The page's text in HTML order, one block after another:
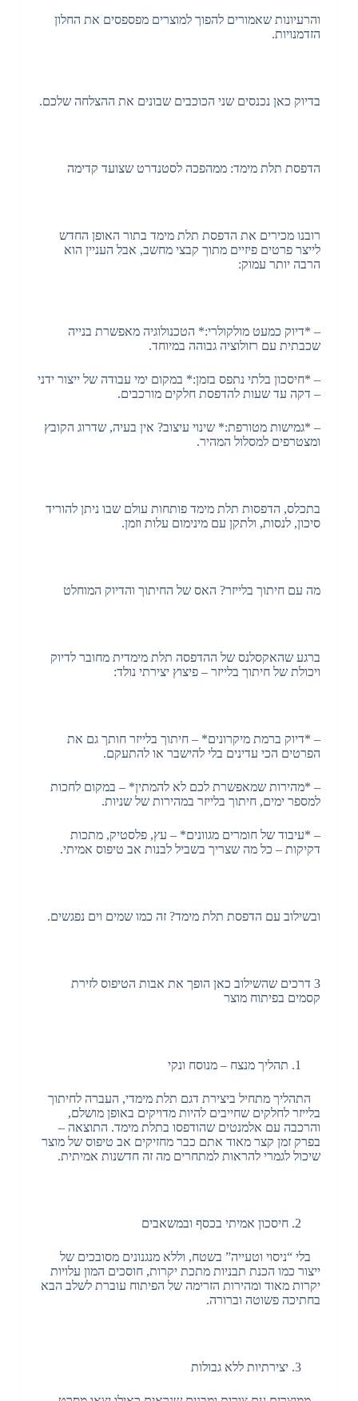
והרעיונות שאמורים להפוך למוצרים מפספסים את החלון
הזדמנויות.
בדיוק כאן נכנסים שני הכוכבים שבונים את ההצלחה שלכם.
הדפסת תלת מימד: ממהפכה לסטנדרט שצועד קדימה
רובנו מכירים את הדפסת תלת מימד בתור האופן החדש
לייצר פרטים פיזיים מתוך קבצי מחשב, אבל העניין הוא
הרבה יותר עמוק:
– *דיוק כמעט מולקולרי:* הטכנולוגיה מאפשרת בנייה
שכבתית עם רזולוציה גבוהה במיוחד.
– *חיסכון בלתי נתפס בזמן:* במקום ימי עבודה של ייצור ידני
– דקה עד שעות להדפסת חלקים מורכבים.
– *גמישות מטורפת:* שינוי עיצוב? אין בעיה, שדרוג הקובץ
ומצטרפים למסלול המהיר.
בתכלס, הדפסות תלת מימד פותחות עולם שבו ניתן להוריד
סיכון, לנסות, ולתקן עם מינימום עלות וזמן.
מה עם חיתוך בלייזר? האס של החיתוך והדיוק המוחלט
ברגע שהאקסלנס של ההדפסה תלת מימדית מחובר לדיוק
ויכולת של חיתוך בלייזר – פיצוץ יצירתי נולד:
– *דיוק ברמת מיקרונים* – חיתוך בלייזר חותך גם את
הפרטים הכי עדינים בלי להישבר או להתעקם.
– *מהירות שמאפשרת לכם לא להמתין* – במקום לחכות
למספר ימים, חיתוך בלייזר במהירות של שניות.
– *עיבוד של חומרים מגוונים* – עץ, פלסטיק, מתכות
דקיקות – כל מה שצריך בשביל לבנות אב טיפוס אמיתי.
ובשילוב עם הדפסת תלת מימד? זה כמו שמים וים נפגשים.
3 דרכים שהשילוב כאן הופך את אבות הטיפוס לזירת
קסמים בפיתוח מוצר
תהליך מנצח – מנוסח ונקי
התהליך מתחיל ביצירת דגם תלת מימדי, העברה לחיתוך
בלייזר לחלקים שחייבים להיות מדויקים באופן מושלם,
והרכבה עם אלמנטים שהודפסו בתלת מימד. התוצאה –
בפרק זמן קצר מאוד אתם כבר מחזיקים אב טיפוס של מוצר
שיכול לגמרי להראות למתחרים מה זה חדשנות אמיתית.
חיסכון אמיתי בכסף ובמשאבים
בלי “ניסוי וטעייה” בשטח, וללא מנגנונים מסובכים של
ייצור כמו הכנת תבניות מתכת יקרות, חוסכים המון עלויות
יקרות מאוד ומהירות הזרימה של הפיתוח עוברת לשלב הבא
בחתיכה פשוטה וברורה.
יצירתיות ללא גבולות